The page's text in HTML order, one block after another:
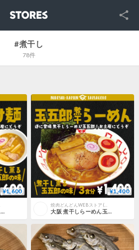
SNS
#煮干し
78件
¥1,600
大阪 煮干しらーめん玉五郎 つけ麺３食セット
¥1,400
焼肉どんどんWEBストア(焼肉どん2通販/ネット販売/浪花乃台所/おうち焼肉)
大阪 煮干しらーめん玉五郎 らーめん３食セット